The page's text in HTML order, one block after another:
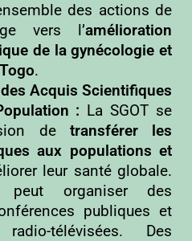
des actions de
vers l’amélioration
de la gynécologie et
.
Acquis Scientifiques
: La SGOT se
de transférer les
aux populations et
leur santé globale.
organiser des
publiques et
télévisées. Des